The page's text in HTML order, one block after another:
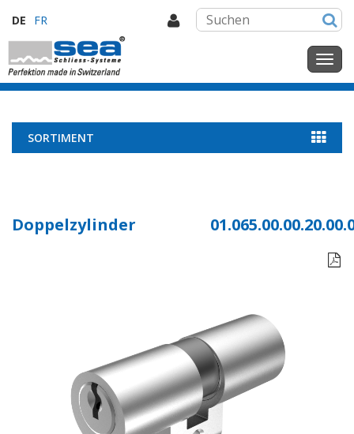
DE FR
SORTIMENT
Doppelzylinder
